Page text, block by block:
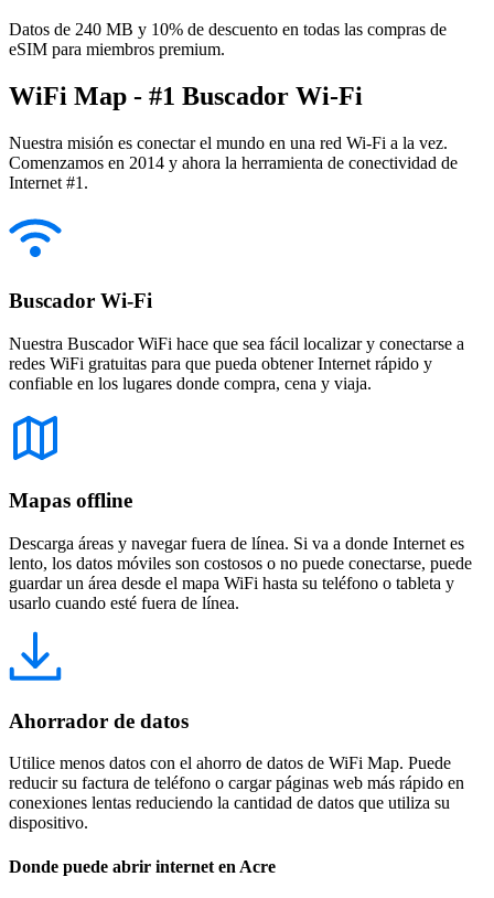
Datos de 240 MB y 10% de descuento en todas las compras de
eSIM para miembros premium.
WiFi Map - #1 Buscador Wi-Fi
Nuestra misión es conectar el mundo en una red Wi-Fi a la vez.
Comenzamos en 2014 y ahora la herramienta de conectividad de
Internet #1.
Buscador Wi-Fi
Nuestra Buscador WiFi hace que sea fácil localizar y conectarse a
redes WiFi gratuitas para que pueda obtener Internet rápido y
confiable en los lugares donde compra, cena y viaja.
Mapas offline
Descarga áreas y navegar fuera de línea. Si va a donde Internet es
lento, los datos móviles son costosos o no puede conectarse, puede
guardar un área desde el mapa WiFi hasta su teléfono o tableta y
usarlo cuando esté fuera de línea.
Ahorrador de datos
Utilice menos datos con el ahorro de datos de WiFi Map. Puede
reducir su factura de teléfono o cargar páginas web más rápido en
conexiones lentas reduciendo la cantidad de datos que utiliza su
dispositivo.
Donde puede abrir internet en Acre